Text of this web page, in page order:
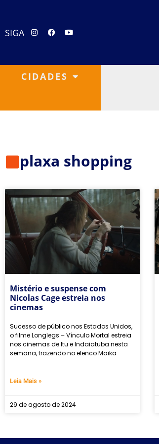
SIGA
CIDADES
plaxa shopping
Mistério e suspense com
Nicolas Cage estreia nos
cinemas
Sucesso de público nos Estados Unidos,
o filme Longlegs – Vínculo Mortal estreia
nos cinemas de Itu e Indaiatuba nesta
semana, trazendo no elenco Maika
Leia Mais »
29 de agosto de 2024